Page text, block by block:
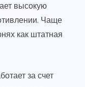
высокую
Чаще
как штатная
за счет